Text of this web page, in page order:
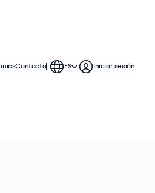
Contacto ES Iniciar sesión